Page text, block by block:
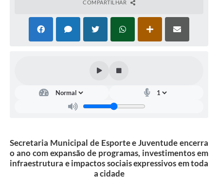
COMPARTILHAR
Secretaria Municipal de Esporte e Juventude encerra
o ano com expansão de programas, investimentos em
infraestrutura e impactos sociais expressivos em toda
a cidade